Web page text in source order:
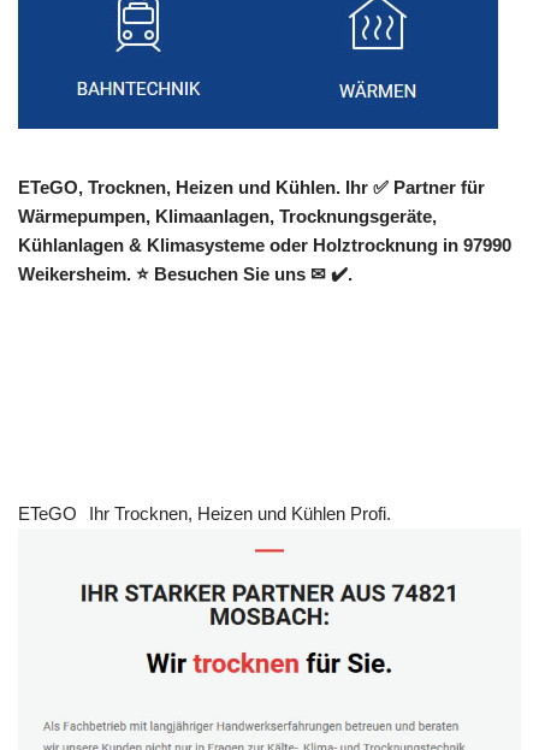
ETeGO, Trocknen, Heizen und Kühlen. Ihr ✅ Partner für
Wärmepumpen, Klimaanlagen, Trocknungsgeräte,
Kühlanlagen & Klimasysteme oder Holztrocknung in 97990
Weikersheim. ⭐ Besuchen Sie uns ✉ ✔️.
ETeGO Ihr Trocknen, Heizen und Kühlen Profi.